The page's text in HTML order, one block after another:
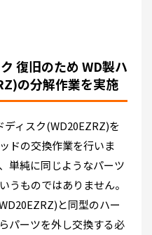
復旧のため WD製ハ
の分解作業を実施
ィスク(WD20EZRZ)を
ドの交換作業を行いま
単純に同じようなパーツ
うものではありません。
と同型のハー
パーツを外し交換する必